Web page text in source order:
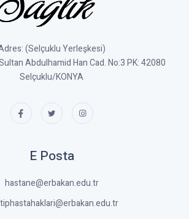
(Selçuklu Yerleşkesi)
Abdulhamid Han Cad. No:3 PK: 42080
Selçuklu/KONYA
E Posta
hastane@erbakan.edu.tr